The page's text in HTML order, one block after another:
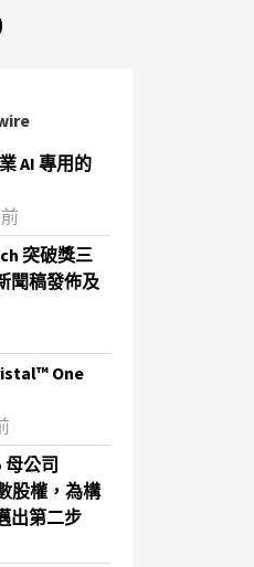
AI 專用的
突破獎三
聞稿發佈及
One
母公司
股權，為構
出第二步